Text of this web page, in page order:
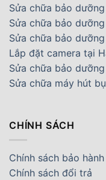
Sửa chữa bảo
Sửa chữa bảo
Sửa chữa bảo
Lắp đặt camera tại
Sửa chữa bảo
Sửa chữa máy hút
CHÍNH SÁCH
Chính sách bảo hành
Chính sách đổi trả